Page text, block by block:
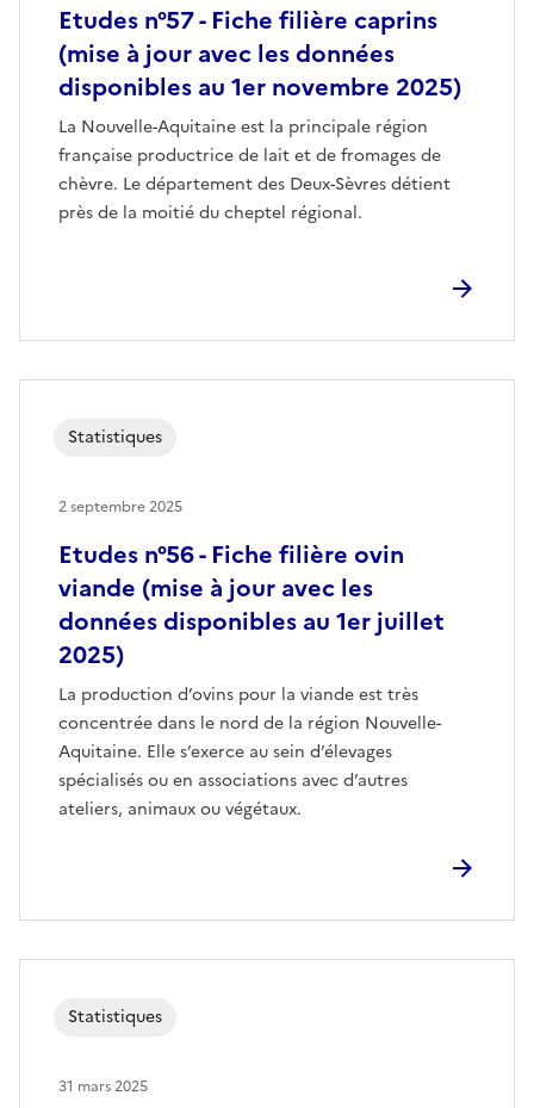
Etudes n°57 - Fiche filière caprins
(mise à jour avec les données
disponibles au 1er novembre 2025)
La Nouvelle-Aquitaine est la principale région
française productrice de lait et de fromages de
chèvre. Le département des Deux-Sèvres détient
près de la moitié du cheptel régional.
Etudes n°56 - Fiche filière ovin
viande (mise à jour avec les
données disponibles au 1er juillet
2025)
La production d’ovins pour la viande est très
concentrée dans le nord de la région Nouvelle-
Aquitaine. Elle s’exerce au sein d’élevages
spécialisés ou en associations avec d’autres
ateliers, animaux ou végétaux.
Statistiques
2 septembre 2025
Statistiques
31 mars 2025